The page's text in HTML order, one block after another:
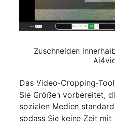
Zuschneiden
Das Video-Cropping-
Sie Größen vorbereitet,
sozialen Medien
sodass Sie keine Zeit mit